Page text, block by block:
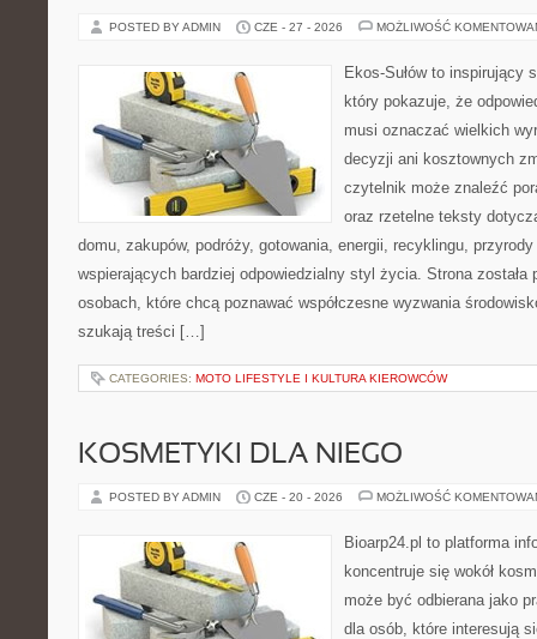
POSTED BY ADMIN CZE - 27 - 2026 MOŻLIWOŚĆ
Ekos-Sułów to inspirujący
który pokazuje, że
musi oznaczać wielkich
decyzji ani kosztownych
czytelnik może znaleźć
oraz rzetelne teksty
domu, zakupów, podróży, gotowania, energii, recyklingu,
wspierających bardziej odpowiedzialny styl życia. Strona została
osobach, które chcą poznawać współczesne wyzwania
szukają treści […]
CATEGORIES: MOTO LIFESTYLE I KULTURA KIEROWCÓW
KOSMETYKI DLA NIEGO
POSTED BY ADMIN CZE - 20 - 2026 MOŻLIWOŚĆ
Bioarp24.pl to platforma
koncentruje się wokół
może być odbierana jako
dla osób, które interesują